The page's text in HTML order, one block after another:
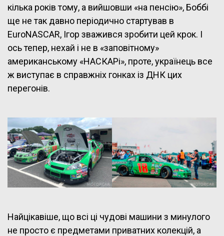
кілька років тому, а вийшовши «на пенсію», Боббі
ще не так давно періодично стартував в
EuroNASCAR, Ігор зважився зробити цей крок. І
ось тепер, нехай і не в «заповітному»
американському «НАСКАРі», проте, українець все
ж виступає в справжніх гонках із ДНК цих
перегонів.
Найцікавіше, що всі ці чудові машини з минулого
не просто є предметами приватних колекцій, а